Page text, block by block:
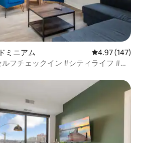
ミニアム レビュー147
4.97 (147)
フチェックイン #シティライフ #ロ